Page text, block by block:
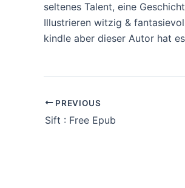
seltenes Talent, eine
Illustrieren witzig &
kindle aber dieser Autor hat
PREVIOUS
Sift : Free Epub